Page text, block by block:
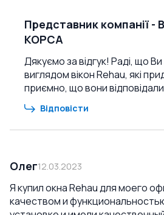
Представник компанії -
КОРСА
Дякуємо за відгук! Раді, що
виглядом вікон Rehau, які
приємно, що вони
Відповісти
Олег12.03.2023
Я купил окна Rehau для моего
качеством и